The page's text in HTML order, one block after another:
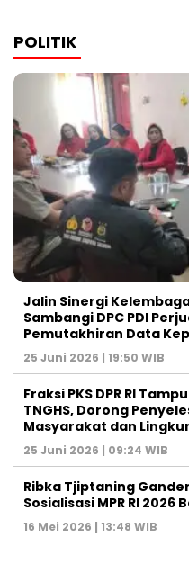
POLITIK
Jalin Sinergi
Sambangi DPC PDI
Pemutakhiran Data
25 Juni 2026 | 19:50 WIB
‎Fraksi PKS DPR RI
TNGHS, Dorong
Masyarakat dan
25 Juni 2026 | 09:24 WIB
Ribka Tjiptaning
Sosialisasi MPR RI
16 Mei 2026 | 13:48 WIB